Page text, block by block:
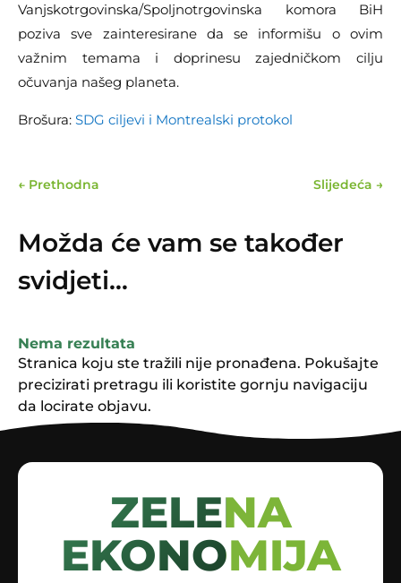
Vanjskotrgovinska/Spoljnotrgovinska komora BiH
poziva sve zainteresirane da se informišu o ovim
važnim temama i doprinesu zajedničkom cilju
očuvanja našeg planeta.
Brošura: SDG ciljevi i Montrealski protokol
← Prethodna Slijedeća →
Možda će vam se također
svidjeti…
Nema rezultata
Stranica koju ste tražili nije pronađena. Pokušajte
precizirati pretragu ili koristite gornju navigaciju
da locirate objavu.
ZELENA
EKONOMIJA